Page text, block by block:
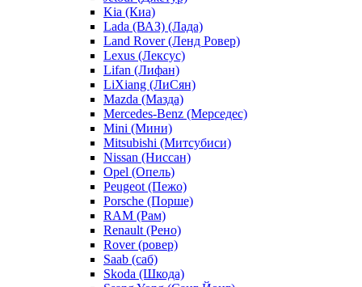
Kia (Киа)
Lada (ВАЗ) (Лада)
Land Rover (Ленд Ровер)
Lexus (Лексус)
Lifan (Лифан)
LiXiang (ЛиСян)
Mazda (Мазда)
Mercedes-Benz (Мерседес)
Mini (Мини)
Mitsubishi (Митсубиси)
Nissan (Ниссан)
Opel (Опель)
Peugeot (Пежо)
Porsche (Порше)
RAM (Рам)
Renault (Рено)
Rover (ровер)
Saab (саб)
Skoda (Шкода)